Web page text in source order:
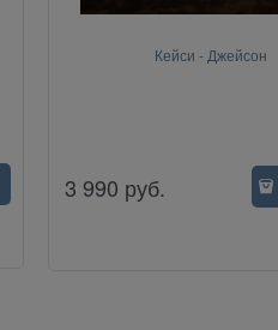
Кейси - Джейсон
3 990 руб.